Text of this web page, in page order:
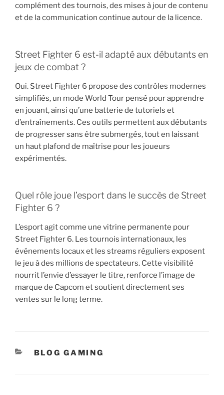
complément des tournois, des mises à jour de contenu
et de la communication continue autour de la licence.
Street Fighter 6 est-il adapté aux débutants en
jeux de combat ?
Oui. Street Fighter 6 propose des contrôles modernes
simplifiés, un mode World Tour pensé pour apprendre
en jouant, ainsi qu’une batterie de tutoriels et
d’entraînements. Ces outils permettent aux débutants
de progresser sans être submergés, tout en laissant
un haut plafond de maîtrise pour les joueurs
expérimentés.
Quel rôle joue l’esport dans le succès de Street
Fighter 6 ?
L’esport agit comme une vitrine permanente pour
Street Fighter 6. Les tournois internationaux, les
événements locaux et les streams réguliers exposent
le jeu à des millions de spectateurs. Cette visibilité
nourrit l’envie d’essayer le titre, renforce l’image de
marque de Capcom et soutient directement ses
ventes sur le long terme.
CATÉGORIES
BLOG GAMING